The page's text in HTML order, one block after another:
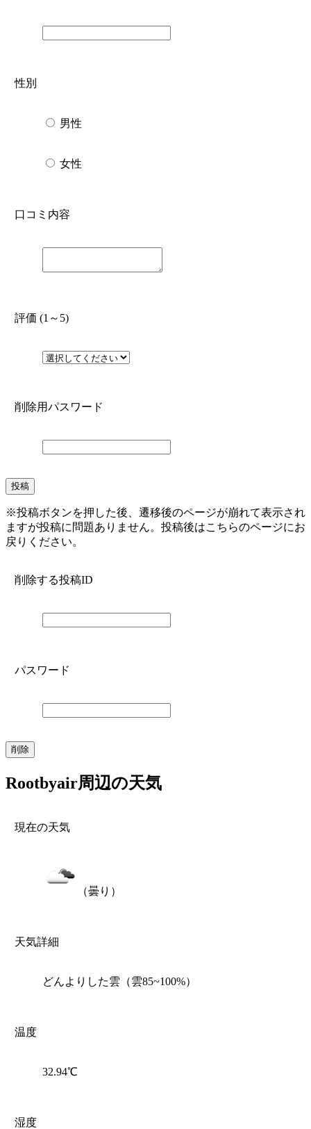
性別
男性
女性
口コミ内容
評価 (1～5)
削除用パスワード
※投稿ボタンを押した後、遷移後のページが崩れて表示され
ますが投稿に問題ありません。投稿後はこちらのページにお
戻りください。
削除する投稿ID
パスワード
Rootbyair周辺の天気
現在の天気
（曇り）
天気詳細
どんよりした雲（雲85~100%）
温度
32.94℃
湿度